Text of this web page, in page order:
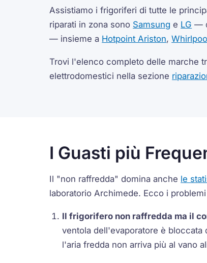
Assistiamo i frigoriferi di tutte le
riparati in zona sono Samsung e LG —
— insieme a Hotpoint Ariston,
Trovi l'elenco completo delle marche
elettrodomestici nella sezione
I Guasti più
Il "non raffredda" domina anche le
laboratorio Archimede. Ecco i
Il frigorifero non raffredda ma il
ventola dell'evaporatore è bloccata
l'aria fredda non arriva più al vano